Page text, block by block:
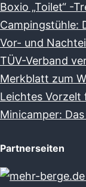
Boxio „Toilet“ -
Campingstühle:
Vor- und
TÜV-Verband
Merkblatt zum
Leichtes Vorzelt
Minicamper:
Partnerseiten